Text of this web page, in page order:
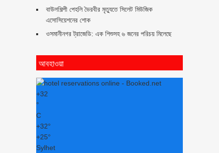
বাউলশিল্পী পেহলি ভৈরবীর মৃত্যুতে সিলেট মিউজিক
এসোসিয়েশনের শোক
ওসমানীনগর ট্রাজেডি: এক শিশুসহ ৬ জনের পরিচয় মিলেছে
আবহাওয়া
+32
°
C
+32°
+25°
Sylhet